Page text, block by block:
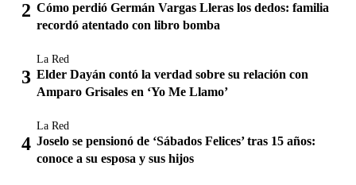
Cómo perdió Germán Vargas Lleras los dedos: familia
recordó atentado con libro bomba
La Red
Elder Dayán contó la verdad sobre su relación con
Amparo Grisales en ‘Yo Me Llamo’
La Red
Joselo se pensionó de ‘Sábados Felices’ tras 15 años:
conoce a su esposa y sus hijos